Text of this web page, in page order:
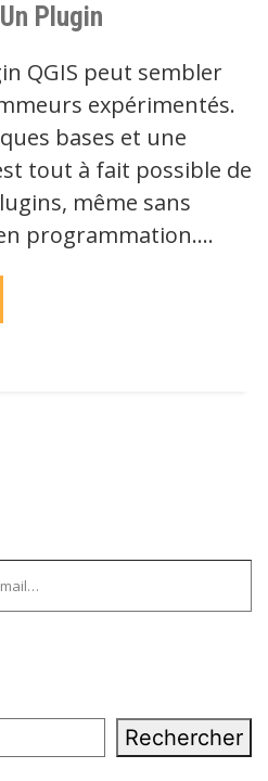
Plugin
QGIS peut sembler
expérimentés.
bases et une
tout à fait possible de
même sans
programmation.…
Rechercher